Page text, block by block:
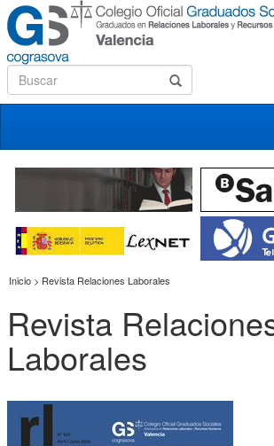
Inicio > Revista Relaciones Laborales
Revista
Laborales